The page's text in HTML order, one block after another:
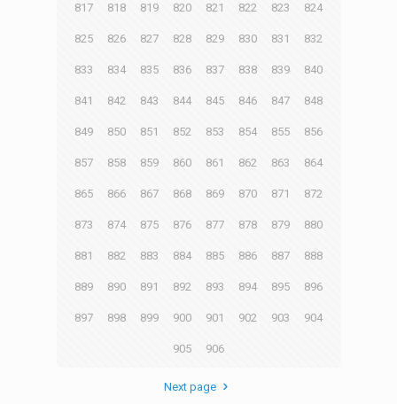
817 818 819 820 821 822 823 824
825 826 827 828 829 830 831 832
833 834 835 836 837 838 839 840
841 842 843 844 845 846 847 848
849 850 851 852 853 854 855 856
857 858 859 860 861 862 863 864
865 866 867 868 869 870 871 872
873 874 875 876 877 878 879 880
881 882 883 884 885 886 887 888
889 890 891 892 893 894 895 896
897 898 899 900 901 902 903 904
905 906
Next page